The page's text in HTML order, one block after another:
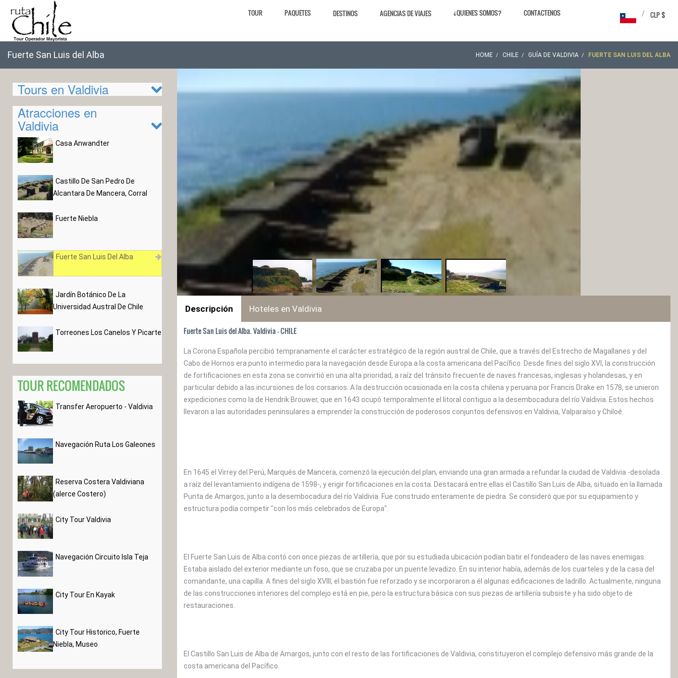
TOUR PAQUETES DESTINOS AGENCIAS DE VIAJES ¿QUIENES SOMOS? CONTACTENOS CLP $
/
Fuerte San Luis del Alba HOME CHILE GUÍA DE VALDIVIA FUERTE SAN LUIS DEL ALBA
Tours en Valdivia
Atracciones en
Valdivia
Casa Anwandter
Castillo De San Pedro De
Alcantara De Mancera, Corral
Fuerte Niebla
Fuerte San Luis Del Alba
Jardín Botánico De La
Universidad Austral De Chile
Torreones Los Canelos Y Picarte
TOUR RECOMENDADOS
Transfer Aeropuerto - Valdivia
Navegación Ruta Los Galeones
Reserva Costera Valdiviana
(alerce Costero)
City Tour Valdivia
Navegación Circuito Isla Teja
City Tour En Kayak
City Tour Historico, Fuerte
Niebla, Museo
Descripción Hoteles en Valdivia
Fuerte San Luis del Alba. Valdivia - CHILE
La Corona Española percibió tempranamente el carácter estratégico de la región austral de Chile, que a través del Estrecho de Magallanes y del
Cabo de Hornos era punto intermedio para la navegación desde Europa a la costa americana del Pacífico. Desde fines del siglo XVI, la construcción
de fortificaciones en esta zona se convirtió en una alta prioridad, a raíz del tránsito frecuente de naves francesas, inglesas y holandesas, y en
particular debido a las incursiones de los corsarios. A la destrucción ocasionada en la costa chilena y peruana por Francis Drake en 1578, se unieron
expediciones como la de Hendrik Brouwer, que en 1643 ocupó temporalmente el litoral contiguo a la desembocadura del río Valdivia. Estos hechos
llevaron a las autoridades peninsulares a emprender la construcción de poderosos conjuntos defensivos en Valdivia, Valparaíso y Chiloé.
En 1645 el Virrey del Perú, Marqués de Mancera, comenzó la ejecución del plan, enviando una gran armada a refundar la ciudad de Valdivia -desolada
a raíz del levantamiento indígena de 1598-, y erigir fortificaciones en la costa. Destacará entre ellas el Castillo San Luis de Alba, situado en la llamada
Punta de Amargos, junto a la desembocadura del río Valdivia. Fue construido enteramente de piedra. Se consideró que por su equipamiento y
estructura podía competir "con los más celebrados de Europa".
El Fuerte San Luis de Alba contó con once piezas de artillería, que por su estudiada ubicación podían batir el fondeadero de las naves enemigas.
Estaba aislado del exterior mediante un foso, que se cruzaba por un puente levadizo. En su interior había, además de los cuarteles y de la casa del
comandante, una capilla. A fines del siglo XVIII, el bastión fue reforzado y se incorporaron a él algunas edificaciones de ladrillo. Actualmente, ninguna
de las construcciones interiores del complejo está en pie, pero la estructura básica con sus piezas de artillería subsiste y ha sido objeto de
restauraciones.
El Castillo San Luis de Alba de Amargos, junto con el resto de las fortificaciones de Valdivia, constituyeron el complejo defensivo más grande de la
costa americana del Pacífico.